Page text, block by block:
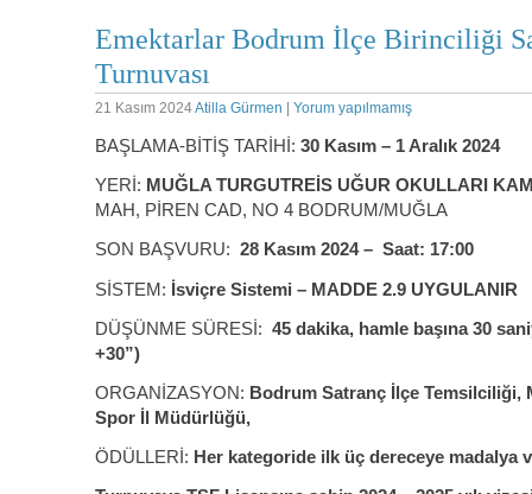
Emektarlar Bodrum İlçe Birinciliği
Turnuvası
21 Kasım 2024Atilla Gürmen Yorum yapılmamış
BAŞLAMA-BİTİŞ TARİHİ: 30 Kasım – 1 Aralık 2024
YERİ: MUĞLA TURGUTREİS UĞUR OKULLARI
MAH, PİREN CAD, NO 4 BODRUM/MUĞLA
SON BAŞVURU: 28 Kasım 2024 – Saat: 17:00
SİSTEM: İsviçre Sistemi – MADDE 2.9 UYGULANIR
DÜŞÜNME SÜRESİ: 45 dakika, hamle başına 30
+30”)
ORGANİZASYON: Bodrum Satranç İlçe Temsilciliği,
Spor İl Müdürlüğü,
ÖDÜLLERİ: Her kategoride ilk üç dereceye madalya